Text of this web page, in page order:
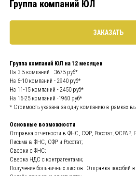
Группа компаний ЮЛ
ЗАКАЗАТЬ
Группа компаний ЮЛ на 12 месяцев
На 3-5 компаний - 3675 руб*
На 6-10 компаний - 2940 руб*
На 11-15 компаний - 2450 руб*
На 16-25 компаний -1960 руб*
* Стоимость указана за одну компанию в рамках
Основные возможности
Отправка отчетности в ФНС, СФР, Росстат,
Письма в ФНС, СФР и Росстат;
Сверки с ФНС;
Сверка НДС с контрагентами;
Получение больничных листов. Отправка пособий